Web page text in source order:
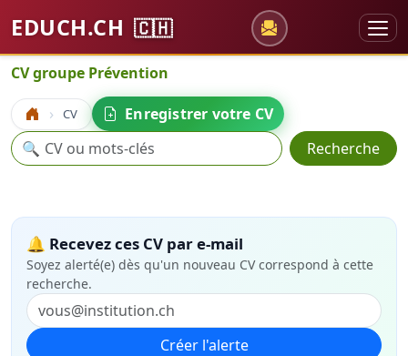
EDUCH.CH 🇨🇭
CV groupe Prévention
Accueil CV
Enregistrer votre CV
Recherche
🔍 Recherche
🔔 Recevez ces CV par e-mail
Soyez alerté(e) dès qu'un nouveau CV correspond à cette
recherche.
Créer l'alerte